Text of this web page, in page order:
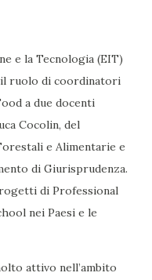
e la Tecnologia (EIT)
ruolo di coordinatori
a due docenti
Cocolin, del
e Alimentarie e
di Giurisprudenza.
di Professional
nei Paesi e le
attivo nell’ambito